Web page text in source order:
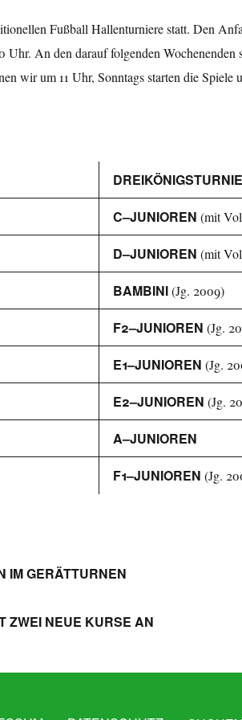
Fußball Hallenturniere statt. Den
Uhr. An den darauf folgenden Wochenenden
wir um 11 Uhr, Sonntags starten die
C–JUNIOREN (mit
D–JUNIOREN (mit
BAMBINI(Jg. 2009)
F2–JUNIOREN (Jg.
E1–JUNIOREN (Jg.
E2–JUNIOREN (Jg.
A–JUNIOREN
F1–JUNIOREN (Jg.
IM GERÄTTURNEN
ZWEI NEUE KURSE AN